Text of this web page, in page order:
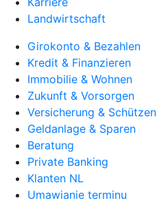
Landwirtschaft
Girokonto & Bezahlen
Kredit & Finanzieren
Immobilie & Wohnen
Zukunft & Vorsorgen
Versicherung & Schützen
Geldanlage & Sparen
Beratung
Private Banking
Klanten NL
Umawianie terminu